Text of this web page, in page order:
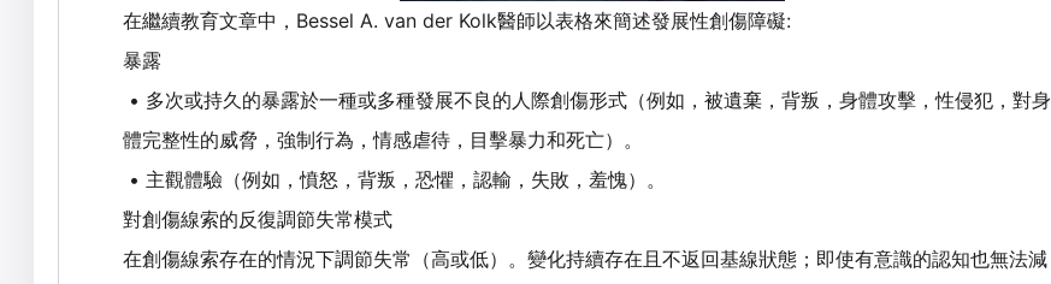
在繼續教育文章中， Bessel A. van der Kolk醫師以表格來簡述發展性創傷障礙:
暴露
• 多次或持久的暴露於一種或多種發展不良的人際創傷形式（例如，被遺棄，背叛，身體攻擊，性侵犯，對身
體完整性的威脅，強制行為，情感虐待，目擊暴力和死亡）。
• 主觀體驗（例如，憤怒，背叛，恐懼，認輸，失敗，羞愧）。
對創傷線索的反復調節失常模式
在創傷線索存在的情況下調節失常（高或低）。變化持續存在且不返回基線狀態；即使有意識的認知也無法減